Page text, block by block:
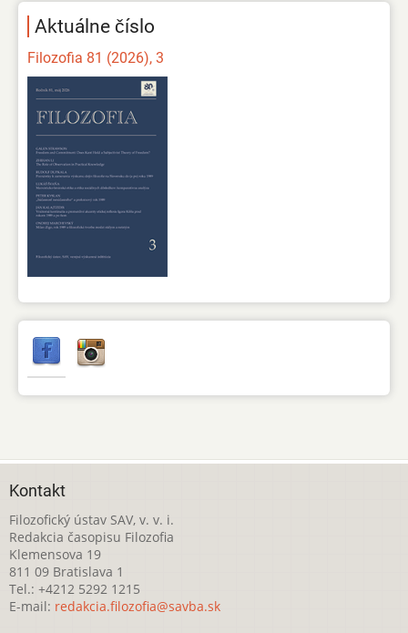
Aktuálne číslo
Filozofia 81 (2026), 3
Kontakt
Filozofický ústav SAV, v. v. i.
Redakcia časopisu Filozofia
Klemensova 19
811 09 Bratislava 1
Tel.: +4212 5292 1215
E-mail: redakcia.filozofia@savba.sk